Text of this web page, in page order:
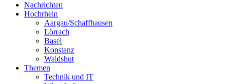
Nachrichten
Hochrhein
Aargau/Schaffhausen
Lörrach
Basel
Konstanz
Waldshut
Themen
Technik und IT